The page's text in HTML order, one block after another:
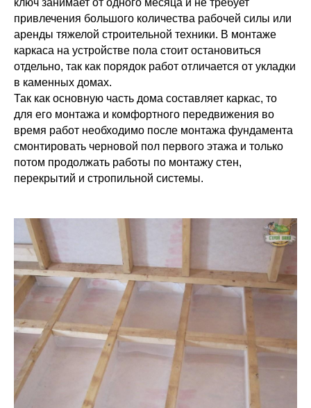
привлечения большого количества рабочей силы или
аренды тяжелой строительной техники. В монтаже
каркаса на устройстве пола стоит остановиться
отдельно, так как порядок работ отличается от укладки
в каменных домах.
Так как основную часть дома составляет каркас, то
для его монтажа и комфортного передвижения во
время работ необходимо после монтажа фундамента
смонтировать черновой пол первого этажа и только
потом продолжать работы по монтажу стен,
перекрытий и стропильной системы.